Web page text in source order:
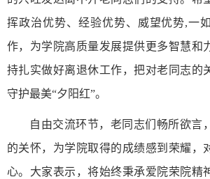
挥政治优势、经验优势、威望优势,一
作，为学院高质量发展提供更多智慧和
持扎实做好离退休工作，把对老同志的
守护最美“夕阳红”。
自由交流环节，老同志们畅所欲言
的关怀，为学院取得的成绩感到荣耀，
心。大家表示，将始终秉承爱院荣院精